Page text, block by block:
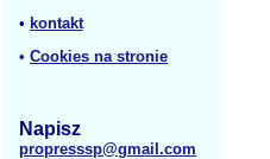
• kontakt
• Cookies na stronie
Napisz
propresssp@gmail.com